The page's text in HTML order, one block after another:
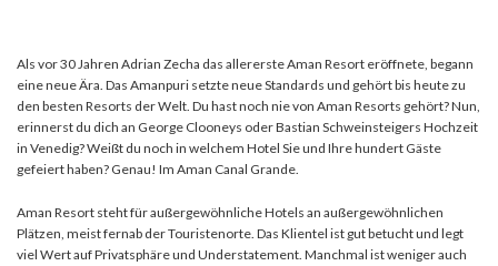
Als vor 30 Jahren Adrian Zecha das allererste Aman Resort eröffnete, begann
eine neue Ära. Das Amanpuri setzte neue Standards und gehört bis heute zu
den besten Resorts der Welt. Du hast noch nie von Aman Resorts gehört? Nun,
erinnerst du dich an George Clooneys oder Bastian Schweinsteigers Hochzeit
in Venedig? Weißt du noch in welchem Hotel Sie und Ihre hundert Gäste
gefeiert haben? Genau! Im Aman Canal Grande.
Aman Resort steht für außergewöhnliche Hotels an außergewöhnlichen
Plätzen, meist fernab der Touristenorte. Das Klientel ist gut betucht und legt
viel Wert auf Privatsphäre und Understatement. Manchmal ist weniger auch